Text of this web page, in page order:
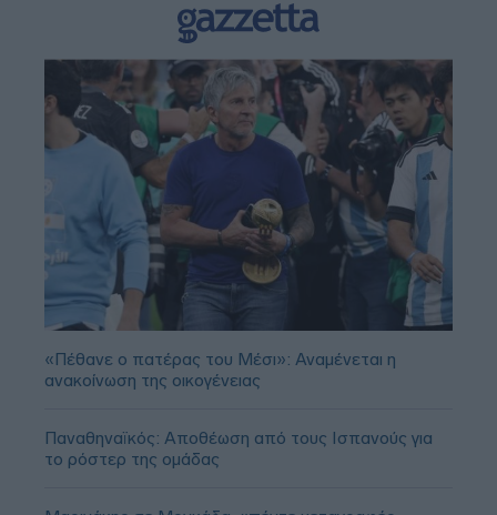
«Πέθανε ο πατέρας του Μέσι»: Αναμένεται η
ανακοίνωση της οικογένειας
Παναθηναϊκός: Αποθέωση από τους Ισπανούς για
το ρόστερ της ομάδας